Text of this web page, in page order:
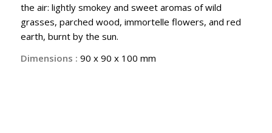
the air: lightly smokey and sweet aromas of wild
grasses, parched wood, immortelle flowers, and red
earth, burnt by the sun.
Dimensions : 90 x 90 x 100 mm